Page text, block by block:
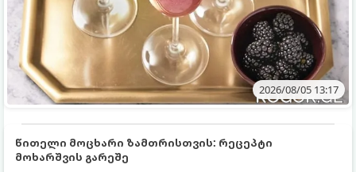
2026/08/05 13:17
წითელი მოცხარი ზამთრისთვის: რეცეპტი
მოხარშვის გარეშე